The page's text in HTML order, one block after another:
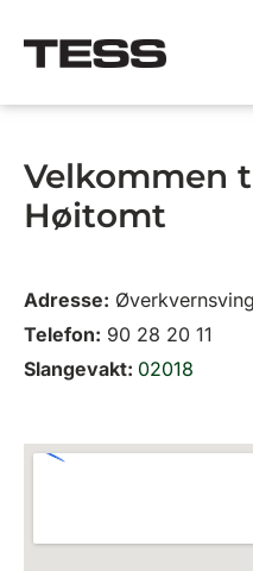
rett
Velkommen
Høitomt
Adresse:
Telefon: 90 28 20 11
Slangevakt: 02018